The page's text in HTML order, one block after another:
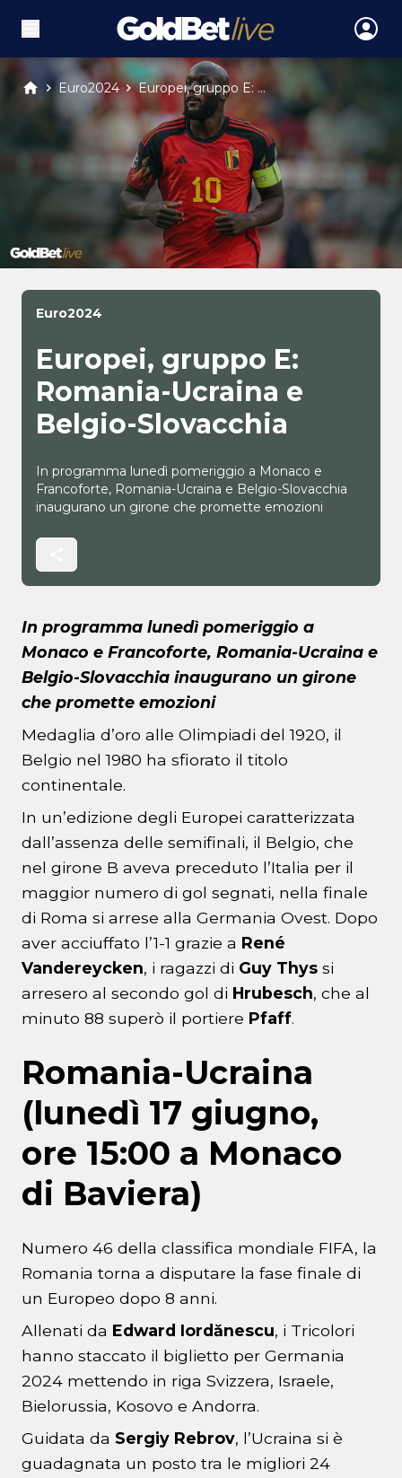
Euro2024 Europei, gruppo E: ...
Euro2024
Europei, gruppo E:
Romania-Ucraina e
Belgio-Slovacchia
In programma lunedì pomeriggio a Monaco e
Francoforte, Romania-Ucraina e Belgio-Slovacchia
inaugurano un girone che promette emozioni
In programma lunedì pomeriggio a
Monaco e Francoforte, Romania-Ucraina e
Belgio-Slovacchia inaugurano un girone
che promette emozioni
Medaglia d’oro alle Olimpiadi del 1920, il
Belgio nel 1980 ha sfiorato il titolo
continentale.
In un’edizione degli Europei caratterizzata
dall’assenza delle semifinali, il Belgio, che
nel girone B aveva preceduto l’Italia per il
maggior numero di gol segnati, nella finale
di Roma si arrese alla Germania Ovest. Dopo
aver acciuffato l’1-1 grazie a René
Vandereycken, i ragazzi di Guy Thys si
arresero al secondo gol di Hrubesch, che al
minuto 88 superò il portiere Pfaff.
Romania-Ucraina
(lunedì 17 giugno,
ore 15:00 a Monaco
di Baviera)
Numero 46 della classifica mondiale FIFA, la
Romania torna a disputare la fase finale di
un Europeo dopo 8 anni.
Allenati da Edward Iordănescu, i Tricolori
hanno staccato il biglietto per Germania
2024 mettendo in riga Svizzera, Israele,
Bielorussia, Kosovo e Andorra.
Guidata da Sergiy Rebrov, l’Ucraina si è
guadagnata un posto tra le migliori 24